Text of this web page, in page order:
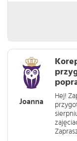
Joanna
Hej!